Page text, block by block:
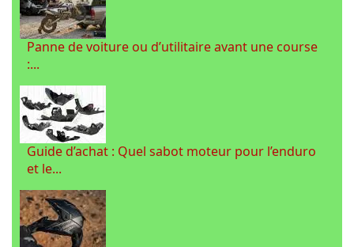
Panne de voiture ou d’utilitaire avant une course
:...
Guide d’achat : Quel sabot moteur pour l’enduro
et le...